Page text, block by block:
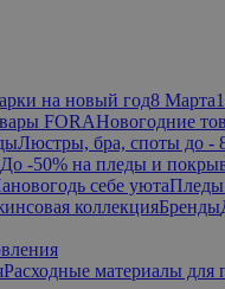
на новый год8 Марта
FORAНовогодние
Люстры, бра, споты до -
До -50% на пледы и
себе уютаПледы
коллекцияБренды
Расходные материалы для